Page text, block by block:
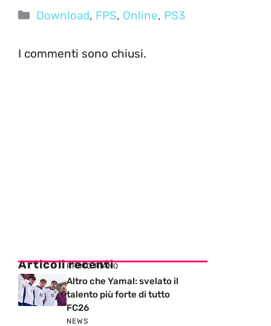
Categorie
Download, FPS, Online, PS3
I commenti sono chiusi.
Articoli recenti
PRIMO PIANO
Altro che Yamal: svelato il
talento più forte di tutto
FC26
NEWS